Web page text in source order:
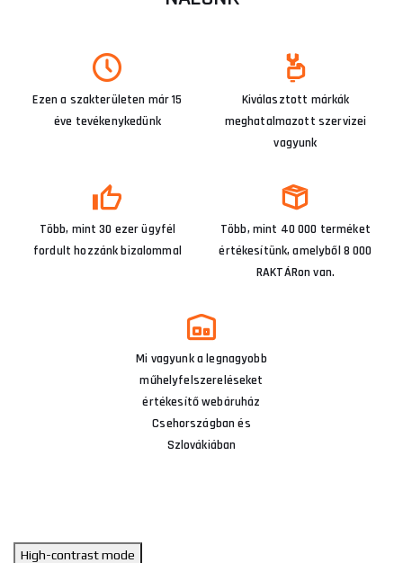
Ezen a szakterületen már 15
éve tevékenykedünk
Kiválasztott márkák
meghatalmazott szervizei
vagyunk
Több, mint 30 ezer ügyfél
fordult hozzánk bizalommal
Több, mint 40 000 terméket
értékesítünk, amelyből 8 000
RAKTÁRon van.
Mi vagyunk a legnagyobb
műhelyfelszereléseket
értékesítő webáruház
Csehországban és
Szlovákiában
High-contrast mode